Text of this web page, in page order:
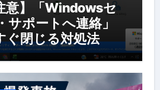
意】「Windowsセ
サポートへ連絡」
ぐ閉じる対処法